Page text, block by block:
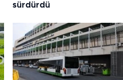
sürdürdü